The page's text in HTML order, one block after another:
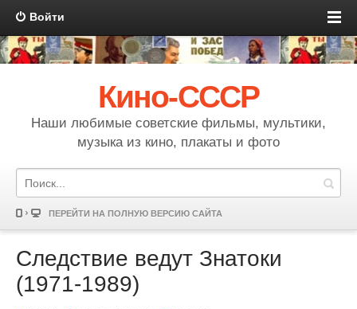
Войти
Кино-СССР
Наши любимые советские фильмы, мультики,
музыка из кино, плакаты и фото
ПЕРЕЙТИ НА ПОЛНУЮ ВЕРСИЮ САЙТА
Следствие ведут Знатоки
(1971-1989)